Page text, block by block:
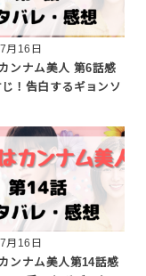
月16日
ンナム美人 第6話感
！告白するギョンソ
月16日
ンナム美人第14話感